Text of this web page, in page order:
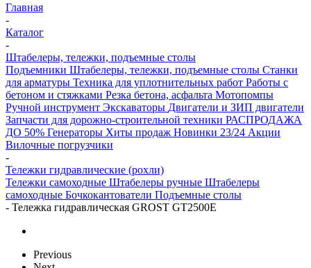
Главная
-
Каталог
-
Штабелеры, тележки, подъемные столы
Подъемники Штабелеры, тележки, подъемные столы Станки
для арматуры Техника для уплотнительных работ Работы с
бетоном и стяжками Резка бетона, асфальта Мотопомпы
Ручной инструмент Экскаваторы Двигатели и ЗИП двигатели
Запчасти для дорожно-строительной техники РАСПРОДАЖА
ДО 50% Генераторы Хиты продаж Новинки 23/24 Акции
Вилочные погрузчики
-
Тележки гидравлические (рохли)
Тележки самоходные Штабелеры ручные Штабелеры
самоходные Бочкокантователи Подъемные столы
- Тележка гидравлическая GROST GT2500E
Previous